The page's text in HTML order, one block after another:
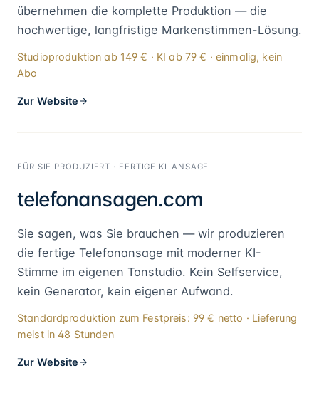
übernehmen die komplette Produktion — die
hochwertige, langfristige Markenstimmen-Lösung.
Studioproduktion ab 149 € · KI ab 79 € · einmalig, kein
Abo
Zur Website
FÜR SIE PRODUZIERT · FERTIGE KI-ANSAGE
telefonansagen.com
Sie sagen, was Sie brauchen — wir produzieren
die fertige Telefonansage mit moderner KI-
Stimme im eigenen Tonstudio. Kein Selfservice,
kein Generator, kein eigener Aufwand.
Standardproduktion zum Festpreis: 99 € netto · Lieferung
meist in 48 Stunden
Zur Website